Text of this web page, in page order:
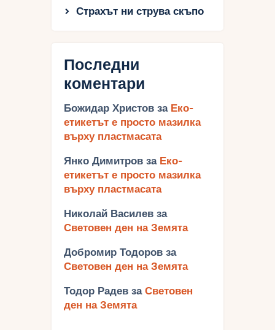
Страхът ни струва скъпо
Последни
коментари
Божидар Христов за Еко-
етикетът е просто мазилка
върху пластмасата
Янко Димитров за Еко-
етикетът е просто мазилка
върху пластмасата
Николай Василев за
Световен ден на Земята
Добромир Тодоров за
Световен ден на Земята
Тодор Радев за Световен
ден на Земята